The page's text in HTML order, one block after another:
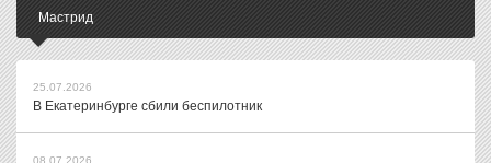
Мастрид
25.07.2026
В Екатеринбурге сбили беспилотник
08.07.2026